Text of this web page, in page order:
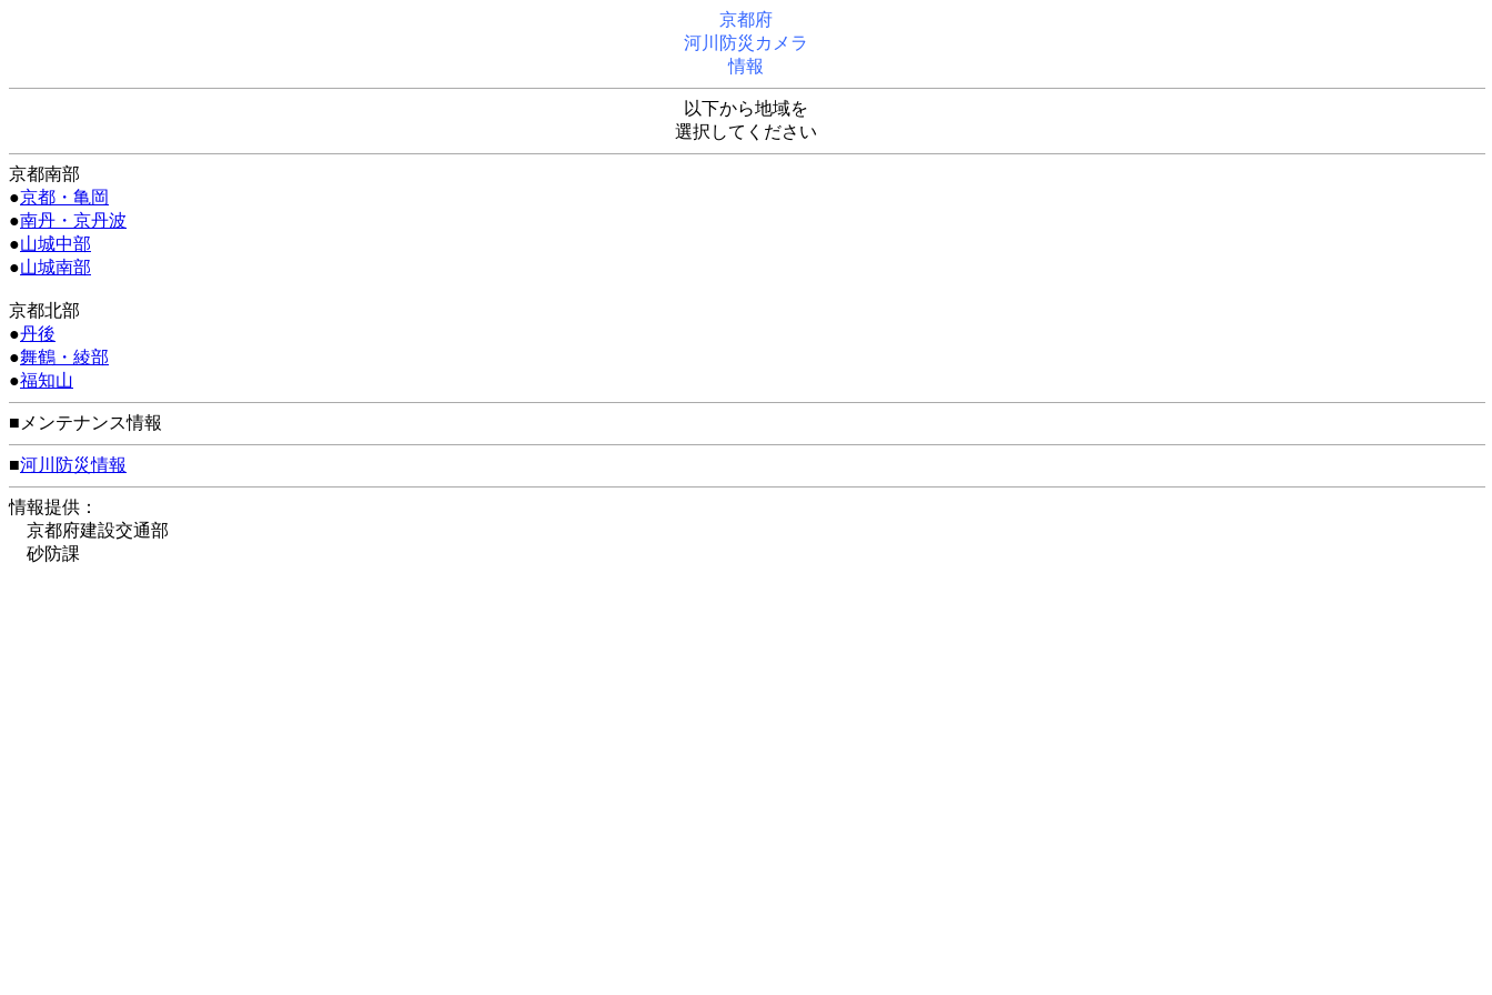
京都府
河川防災カメラ
情報
以下から地域を
選択してください
京都南部
●京都・亀岡
●南丹・京丹波
●山城中部
●山城南部
京都北部
●丹後
●舞鶴・綾部
●福知山
■メンテナンス情報
■河川防災情報
情報提供：
京都府建設交通部
砂防課